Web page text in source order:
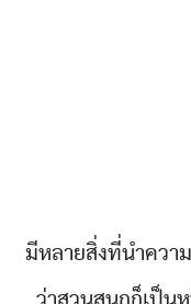
มีหลายสิ่งที่นำควา
ว่าสวนสนุกก็เป็น